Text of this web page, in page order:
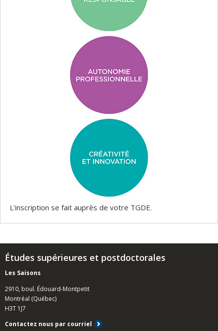
L'inscription se fait auprès de votre TGDE.
Études supérieures et postdoctorales
Les Saisons
2910, boul. Édouard-Montpetit
Montréal (Québec)
H3T 1J7
Contactez nous par courriel